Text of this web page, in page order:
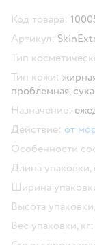
Код товара:
Артикул:
Тип
Тип кожи:
проблемная,
Назначение:
Действие: от
Особенности
Длина упаковки,
Ширина
Высота
Вес упаковки, кг: